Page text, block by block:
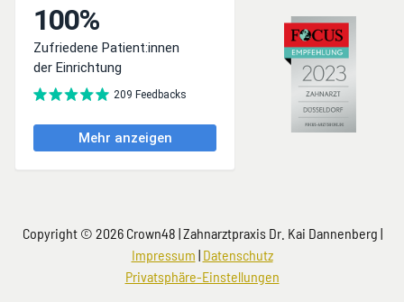
Copyright © 2026 Crown48 | Zahnarztpraxis Dr. Kai Dannenberg |
Impressum | Datenschutz
Privatsphäre-Einstellungen